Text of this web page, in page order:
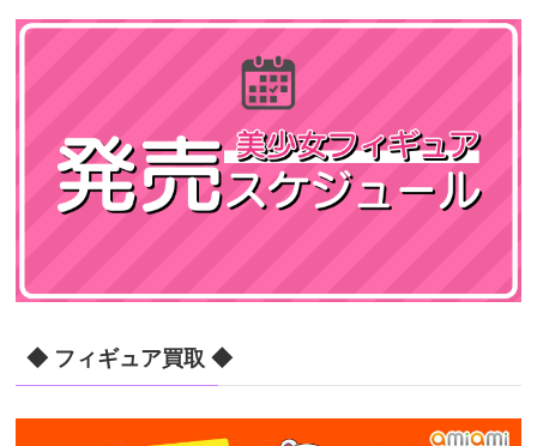
◆ フィギュア買取 ◆